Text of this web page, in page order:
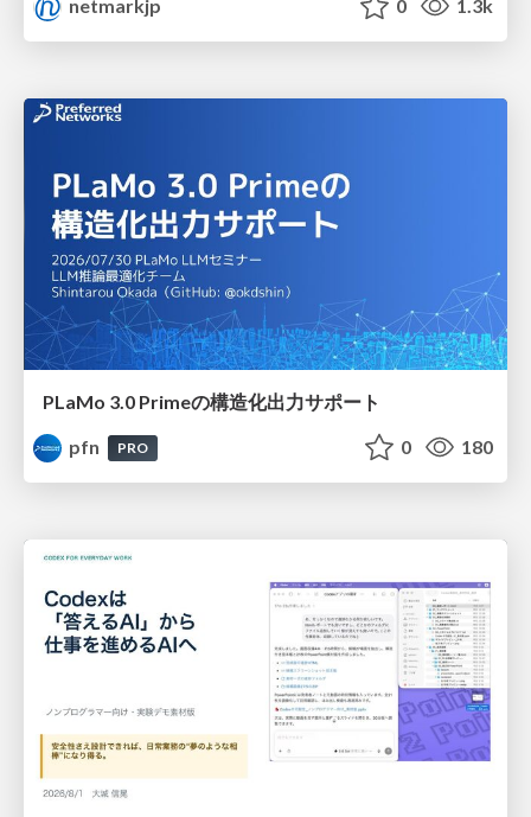
netmarkjp 0 1.3k
PLaMo 3.0 Primeの構造化出力サポート
pfn
PRO 0 180